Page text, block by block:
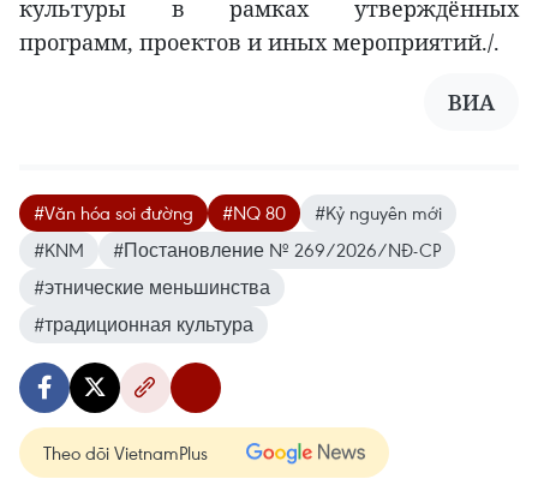
культуры в рамках утверждённых
программ, проектов и иных мероприятий./.
ВИА
#Văn hóa soi đường #NQ 80
#Kỷ nguyên mới
#KNM
#Постановление № 269/2026/NĐ-CP
#этнические меньшинства
#традиционная культура
Theo dõi VietnamPlus